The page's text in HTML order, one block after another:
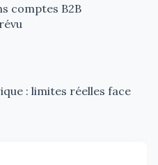
comptes B2B
: limites réelles face